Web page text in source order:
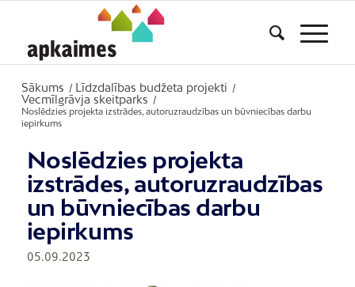
Sākums / Līdzdalības budžeta projekti /
Vecmīlgrāvja skeitparks
/
Noslēdzies projekta izstrādes, autoruzraudzības un būvniecības darbu
iepirkums
Noslēdzies projekta
izstrādes, autoruzraudzības
un būvniecības darbu
iepirkums
05.09.2023